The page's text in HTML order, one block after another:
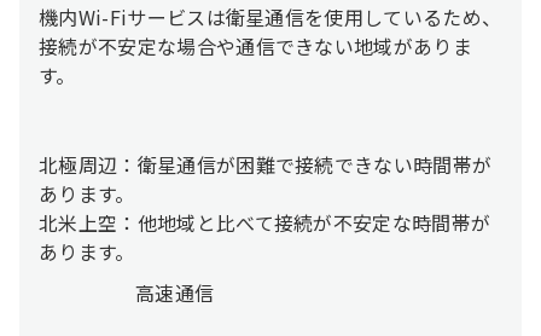
機内Wi-Fiサービスは衛星通信を使用しているため、
接続が不安定な場合や通信できない地域がありま
す。
北極周辺：衛星通信が困難で接続できない時間帯が
あります。
北米上空：他地域と比べて接続が不安定な時間帯が
あります。
高速通信